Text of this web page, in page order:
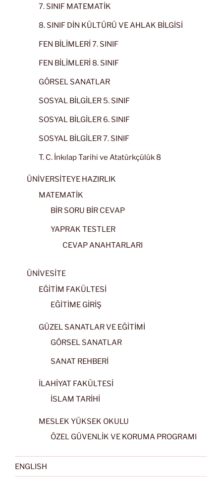
7. SINIF MATEMATİK
8. SINIF DİN KÜLTÜRÜ VE AHLAK BİLGİSİ
FEN BİLİMLERİ 7. SINIF
FEN BİLİMLERİ 8. SINIF
GÖRSEL SANATLAR
SOSYAL BİLGİLER 5. SINIF
SOSYAL BİLGİLER 6. SINIF
SOSYAL BİLGİLER 7. SINIF
T. C. İnkılap Tarihi ve Atatürkçülük 8
ÜNİVERSİTEYE HAZIRLIK
MATEMATİK
BİR SORU BİR CEVAP
YAPRAK TESTLER
CEVAP ANAHTARLARI
ÜNİVESİTE
EĞİTİM FAKÜLTESİ
EĞİTİME GİRİŞ
GÜZEL SANATLAR VE EĞİTİMİ
GÖRSEL SANATLAR
SANAT REHBERİ
İLAHİYAT FAKÜLTESİ
İSLAM TARİHİ
MESLEK YÜKSEK OKULU
ÖZEL GÜVENLİK VE KORUMA PROGRAMI
ENGLISH